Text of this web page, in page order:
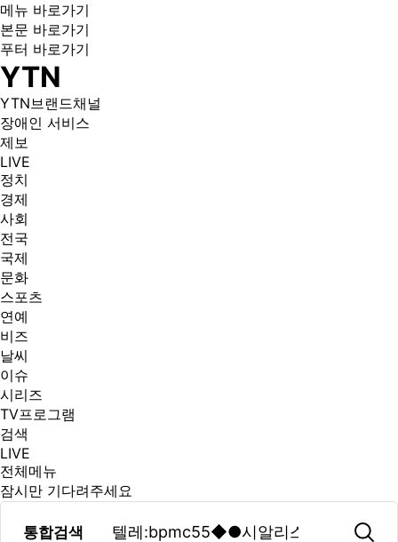
메뉴 바로가기
본문 바로가기
푸터 바로가기
YTN
YTN브랜드채널
장애인 서비스
제보
LIVE
정치
경제
사회
전국
국제
문화
스포츠
연예
비즈
날씨
이슈
시리즈
TV프로그램
검색
LIVE
전체메뉴
잠시만 기다려주세요
통합검색